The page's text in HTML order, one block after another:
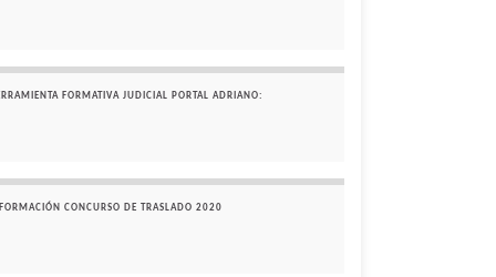
FORMATIVA JUDICIAL PORTAL ADRIANO:
CONCURSO DE TRASLADO 2020